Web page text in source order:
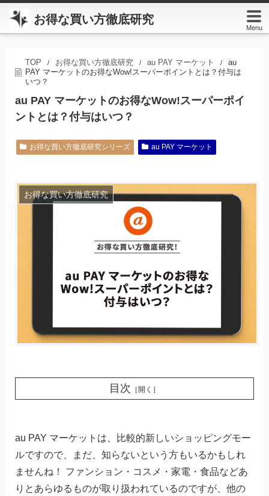
お得な買い方徹底研究
Menu
TOP / お得な買い方徹底研究 / au PAY マーケット /
au
PAY マーケットのお得なWow!スーパーポイントとは？付与は
いつ？
au PAY マーケットのお得なWow!スーパーポイ
ントとは？付与はいつ？
お得な買い方徹底研究シリーズ au PAY マーケット
お得な買い方徹底研究
目次 ［開く］
au PAY マーケットは、比較的新しいショッピングモー
ルですので、まだ、知らないという方もいるかもしれ
ませんね！ ファンション・コスメ・家電・食品などあ
りとあらゆるものが取り扱われているのですが、他の